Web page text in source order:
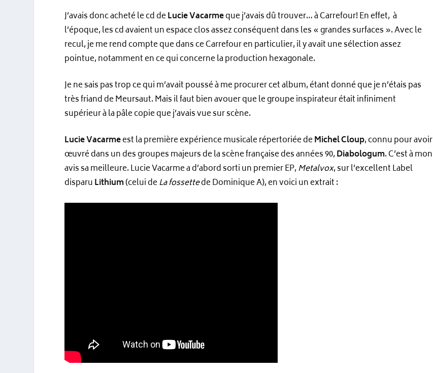
J’avais donc acheté le cd deLucie Vacarmeque j’avais dû trouver… à Carrefour! En effet, à
l’époque, les cd avaient un espace clos assez conséquent dans les « grandes surfaces ». Avec le
recul, je me rend compte que dans ce Carrefour en particulier, il y avait une sélection assez
pointue, notamment en ce qui concerne la production hexagonale.
Je ne sais pas trop ce qui m’avait poussé à me procurer cet album, étant donné que je n’étais pas
très friand de Meursaut. Mais il faut bien avouer que le groupe inspirateur était infiniment
supérieur à la pâle copie que j’avais vue sur scène.
Lucie Vacarmeest la première expérience musicale répertoriée deMichel Cloup, connu pour avoir
œuvré dans un des groupes majeurs de la scène française des années 90,Diabologum. C’est à mon
avis sa meilleure. Lucie Vacarme a d’abord sorti un premier EP,Metalvox, sur l’excellent Label
disparuLithium(celui deLa fossettede Dominique A), en voici un extrait :